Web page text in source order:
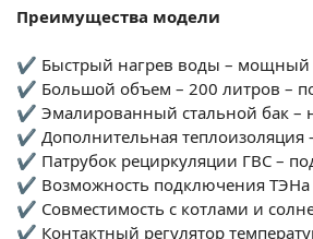
Преимущества модели
✔ Быстрый нагрев воды – мощный
✔ Большой объем – 200 литров –
✔ Эмалированный стальной бак –
✔ Дополнительная теплоизоляция
✔ Патрубок рециркуляции ГВС –
✔ Возможность подключения ТЭНа
✔ Совместимость с котлами и
✔ Контактный регулятор